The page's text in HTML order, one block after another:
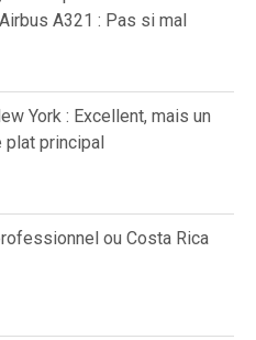
A321 : Pas si mal
York : Excellent, mais un
principal
ou Costa Rica